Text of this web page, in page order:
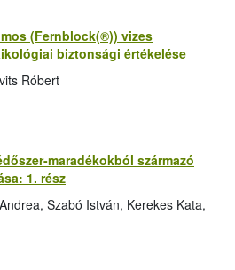
(Fernblock(®)) vizes
biztonsági értékelése
Róbert
maradékokból származó
1. rész
Szabó István, Kerekes Kata,